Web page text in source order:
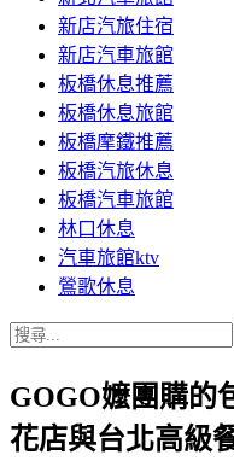
新店汽旅住宿
新店汽車旅館
板橋休息推薦
板橋休息旅館
板橋摩鐵推薦
板橋汽旅休息
板橋汽車旅館
林口休息
汽車旅館ktv
鶯歌休息
搜
關
鍵
字:
GOGO嬤團購的
花店與台北高級